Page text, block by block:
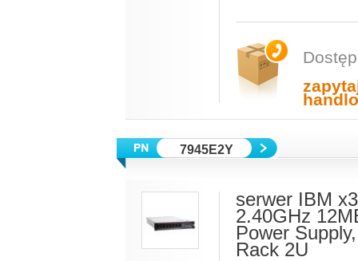
7945E2Y
serwer IBM
2.40GHz
Power
Rack 2U